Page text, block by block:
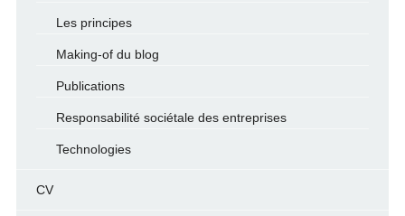
Les principes
Making-of du blog
Publications
Responsabilité sociétale des entreprises
Technologies
CV